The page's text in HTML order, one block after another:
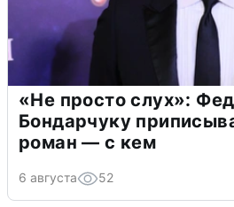
«Не просто слух»:
Бондарчуку
роман — с кем
6 августа 52